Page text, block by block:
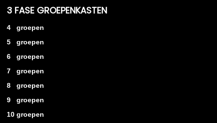
3 FASE GROEPENKASTEN
4 groepen
5 groepen
6 groepen
7 groepen
8 groepen
9 groepen
10 groepen